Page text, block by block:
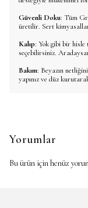
Güvenli Doku: Tüm
üretilir. Sert
Kalıp: Yok gibi bir hisle
seçebilirsiniz.
Bakım: Beyazın
yapınız ve düz
Yorumlar
Bu ürün için henüz